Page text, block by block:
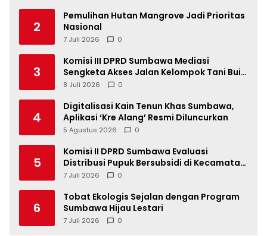
2
Pemulihan Hutan Mangrove Jadi Prioritas
Nasional
7 Juli 2026 0
3
Komisi III DPRD Sumbawa Mediasi
Sengketa Akses Jalan Kelompok Tani Buin
Dua
8 Juli 2026 0
4
Digitalisasi Kain Tenun Khas Sumbawa,
Aplikasi ‘Kre Alang’ Resmi Diluncurkan
5 Agustus 2026 0
5
Komisi II DPRD Sumbawa Evaluasi
Distribusi Pupuk Bersubsidi di Kecamatan
Lape
7 Juli 2026 0
6
Tobat Ekologis Sejalan dengan Program
Sumbawa Hijau Lestari
7 Juli 2026 0